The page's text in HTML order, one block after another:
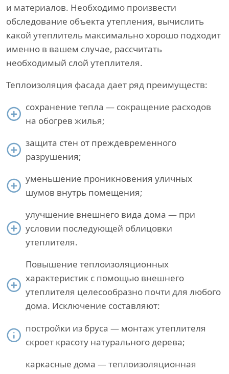
и материалов. Необходимо произвести
обследование объекта утепления, вычислить
какой утеплитель максимально хорошо подходит
именно в вашем случае, рассчитать
необходимый слой утеплителя.
Теплоизоляция фасада дает ряд преимуществ:
сохранение тепла — сокращение расходов
на обогрев жилья;
защита стен от преждевременного
разрушения;
уменьшение проникновения уличных
шумов внутрь помещения;
улучшение внешнего вида дома — при
условии последующей облицовки
утеплителя.
Повышение теплоизоляционных
характеристик с помощью внешнего
утеплителя целесообразно почти для любого
дома. Исключение составляют:
постройки из бруса — монтаж утеплителя
скроет красоту натурального дерева;
каркасные дома — теплоизоляционная